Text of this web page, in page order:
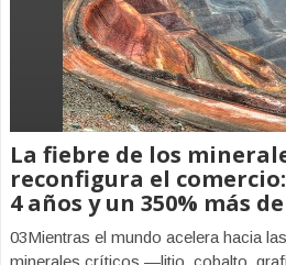
La fiebre de los
reconfigura el
4 años y un 350% más
03Mientras el mundo acelera hacia